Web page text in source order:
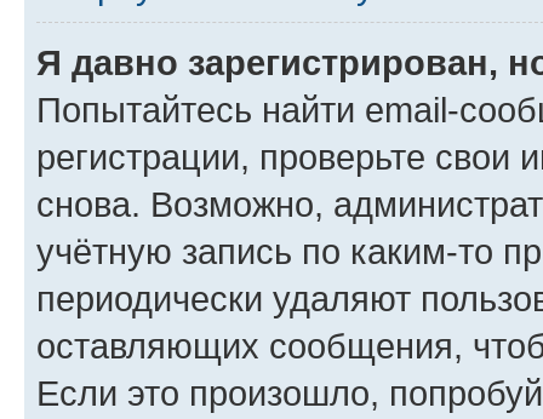
Я давно зарегистрирован,
Попытайтесь найти email-
регистрации, проверьте свои
снова. Возможно,
учётную запись по каким-то
периодически удаляют
оставляющих сообщения,
Если это произошло,